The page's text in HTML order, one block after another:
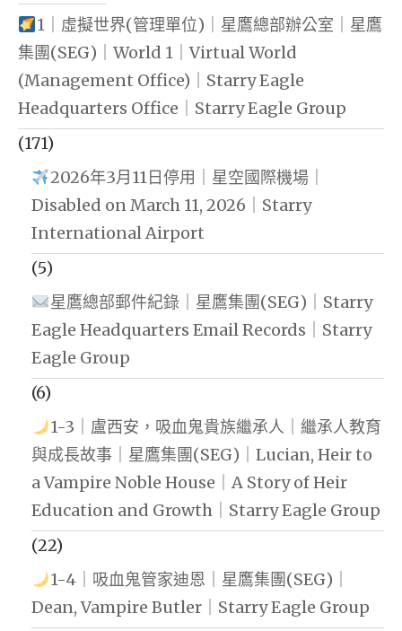
1｜虛擬世界(管理單位)｜星鷹總部辦公室｜星鷹
集團(SEG)｜World 1｜Virtual World
(Management Office)｜Starry Eagle
Headquarters Office｜Starry Eagle Group
(171)
2026年3月11日停用｜星空國際機場｜
Disabled on March 11, 2026｜Starry
International Airport
(5)
星鷹總部郵件紀錄｜星鷹集團(SEG)｜Starry
Eagle Headquarters Email Records｜Starry
Eagle Group
(6)
1-3｜盧西安，吸血鬼貴族繼承人｜繼承人教育
與成長故事｜星鷹集團(SEG)｜Lucian, Heir to
a Vampire Noble House｜A Story of Heir
Education and Growth｜Starry Eagle Group
(22)
1-4｜吸血鬼管家迪恩｜星鷹集團(SEG)｜
Dean, Vampire Butler｜Starry Eagle Group